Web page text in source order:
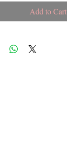
Add to Cart